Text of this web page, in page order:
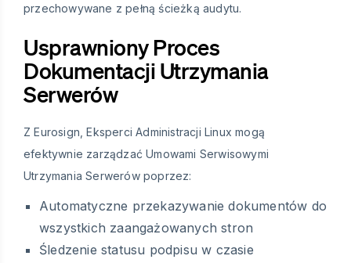
przechowywane z pełną ścieżką audytu.
Usprawniony Proces
Dokumentacji Utrzymania
Serwerów
Z Eurosign, Eksperci Administracji Linux mogą
efektywnie zarządzać Umowami Serwisowymi
Utrzymania Serwerów poprzez:
Automatyczne przekazywanie dokumentów do
wszystkich zaangażowanych stron
Śledzenie statusu podpisu w czasie